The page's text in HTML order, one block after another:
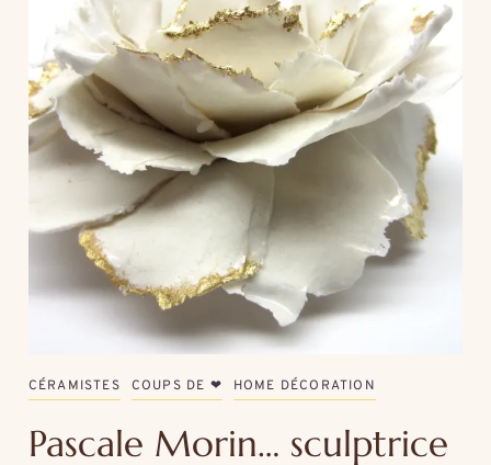
CÉRAMISTES COUPS DE ❤ HOME DÉCORATION
Pascale Morin… sculptrice